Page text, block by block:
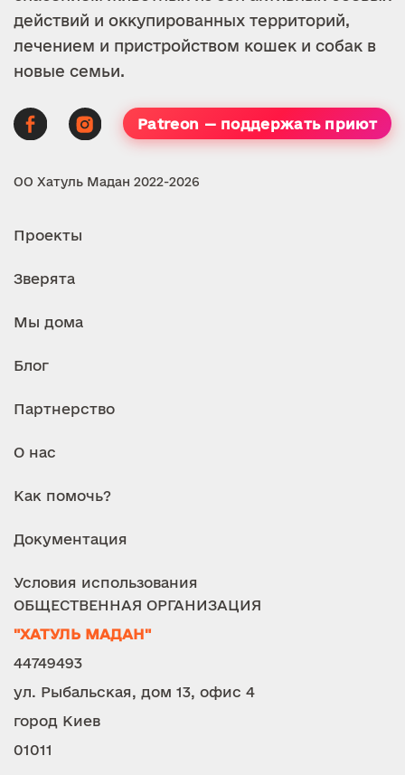
действий и оккупированных территорий,
лечением и пристройством кошек и собак в
новые семьи.
Patreon — поддержать приют
ОО Хатуль Мадан 2022-2026
Проекты
Зверята
Мы дома
Блог
Партнерство
О нас
Как помочь?
Документация
Условия использования
ОБЩЕСТВЕННАЯ ОРГАНИЗАЦИЯ
"ХАТУЛЬ МАДАН"
44749493
ул. Рыбальская, дом 13, офис 4
город Киев
01011